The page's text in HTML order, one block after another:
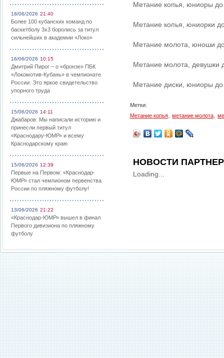
18/06/2026 21:40
Более 100 кубанских команд по
баскетболу 3х3 боролись за титул
сильнейших в академии «Локо»
16/06/2026 10:15
Дмитрий Пирог – о «бронзе» ПБК
«Локомотив-Кубань» в чемпионате
России: Это яркое свидетельство
упорного труда
15/06/2026 14:11
Джабаров: Мы написали историю и
принесли первый титул
«Краснодару-ЮМР» и всему
Краснодарскому краю
15/06/2026 12:39
Первые на Первом: «Краснодар-
ЮМР» стал чемпионом первенства
России по пляжному футболу!
13/06/2026 21:22
«Краснодар-ЮМР» вышел в финал
Первого дивизиона по пляжному
футболу
Метание копья, юниоры
Метание копья, юниорки
Метание молота, юноши
Метание молота, девушки
Метание диски, юниоры
Метки:
Метание копья
метание молота
НОВОСТИ
Loading...